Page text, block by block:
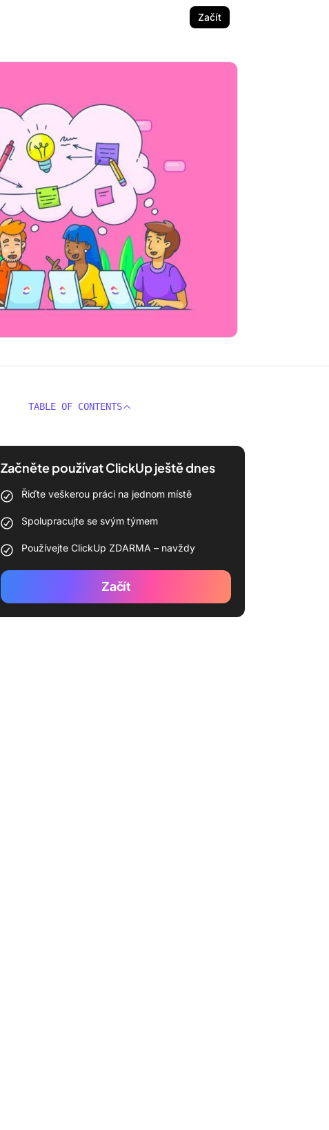
Začít
TABLE OF CONTENTS
Začněte používat ClickUp ještě dnes
Řiďte veškerou práci na jednom místě
Spolupracujte se svým týmem
Používejte ClickUp ZDARMA – navždy
Začít